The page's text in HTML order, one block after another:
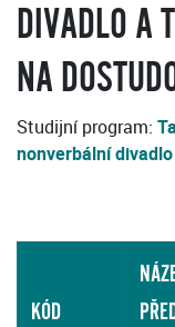
DIVADLO A
NA
Studijní program:
nonverbální divadlo
KÓD